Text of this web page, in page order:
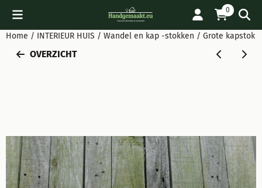
Cookievoorkeuren zijn beschikbaar. Kies instellingen of sta
0
Home / INTERIEUR HUIS / Wandel en kap -stokken / Grote kapstok
OVERZICHT